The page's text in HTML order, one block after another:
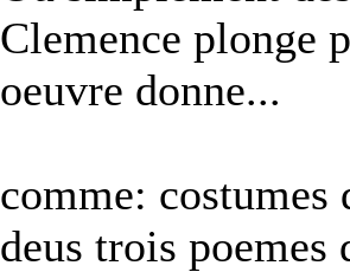
Clemence plonge
oeuvre donne...
comme:
deus trois